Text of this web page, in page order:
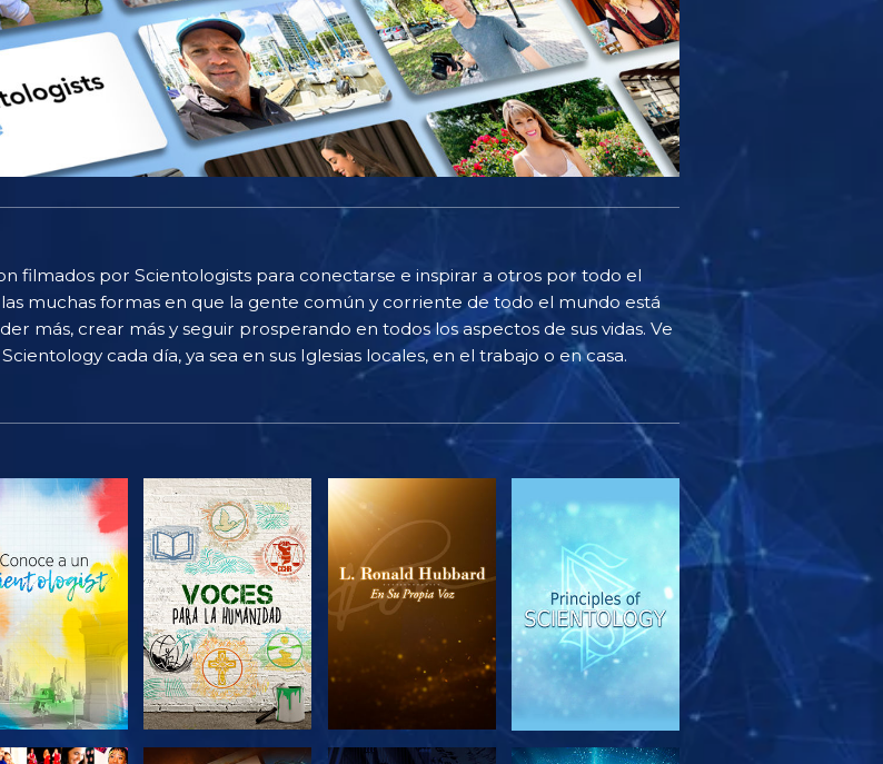
filmados por Scientologists para conectarse e inspirar a otros por todo el
muchas formas en que la gente común y corriente de todo el mundo está
más, crear más y seguir prosperando en todos los aspectos de sus vidas. Ve
cada día, ya sea en sus Iglesias locales, en el trabajo o en casa.